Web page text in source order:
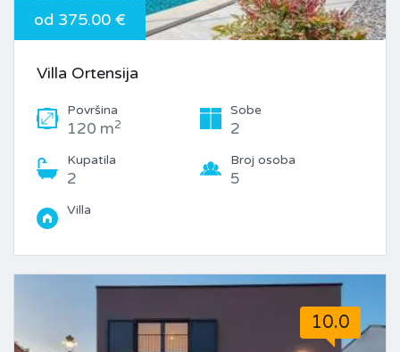
od 375.00 €
Villa Ortensija
Površina
120 m2
Sobe
2
Kupatila
2
Broj osoba
5
Villa
10.0